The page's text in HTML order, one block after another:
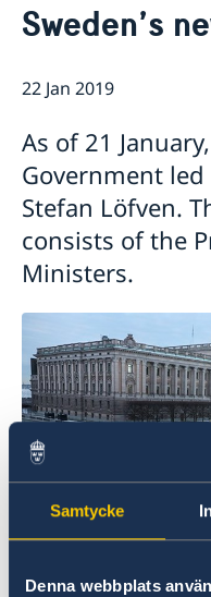
Samtycke
Denna webbplats
About Us
Available positions
Data Protection Policy
Camera Surveillance
News
Partnerskap
Sweden’s
22 Jan 2019
As of 21
Government
Stefan Löfven.
consists of the
Ministers.